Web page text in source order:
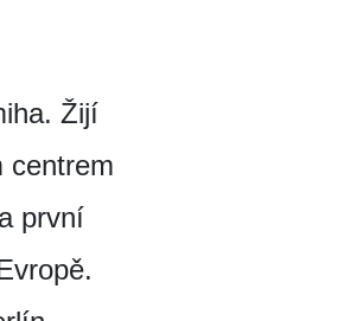
Žijí
centrem
první